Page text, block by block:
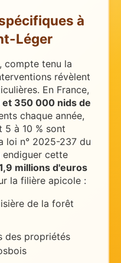
à
Léger
compte tenu la
révèlent
En France,
350 000 nids de
chaque année,
5 à 10 % sont
loi n° 2025-237 du
endiguer cette
millions d'euros
la filière apicole :
de la forêt
des propriétés